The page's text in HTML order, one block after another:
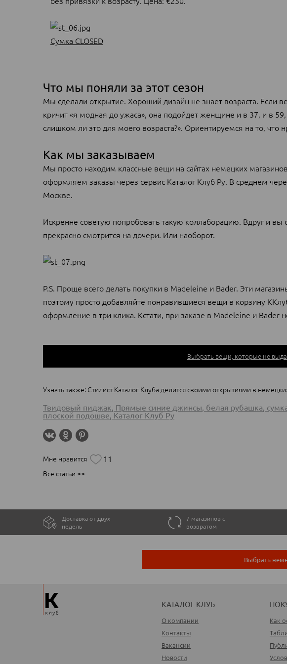
Сумка CLOSED
Что мы поняли за этот сезон
Мы сделали открытие. Хороший дизайн не знает возраста. Если
кричит «я модная до ужаса», она подойдет женщине и в 37, и в
слишком ли это для моего возраста?». Ориентируемся на то, что
Как мы заказываем
Мы просто находим классные вещи на сайтах немецких
оформляем заказы через сервис Каталог Клуб Ру. В среднем
Москве.
Искренне советую попробовать такую коллаборацию. Вдруг и
прекрасно смотрится на дочери. Или наоборот.
P.S. Проще всего делать покупки в Madeleine и Bader. Эти
поэтому просто добавляйте понравившиеся вещи в корзину
оформление в три клика. Кстати, при заказе в Madeleine и Bader
Выбрать вещи, которые не
Узнать также: Стилист Каталог Клуба делится своими открытиями в
Твидовый пиджак, Прямые синие джинсы, белая рубашка,
плоской подошве,Каталог Клуб Ру
Мне нравится 11
Все статьи >>
Доставка от двух
недель
7 магазинов с
возвратом
Выбрать
КАТАЛОГ КЛУБ
О компании
Контакты
Вакансии
Новости
Как